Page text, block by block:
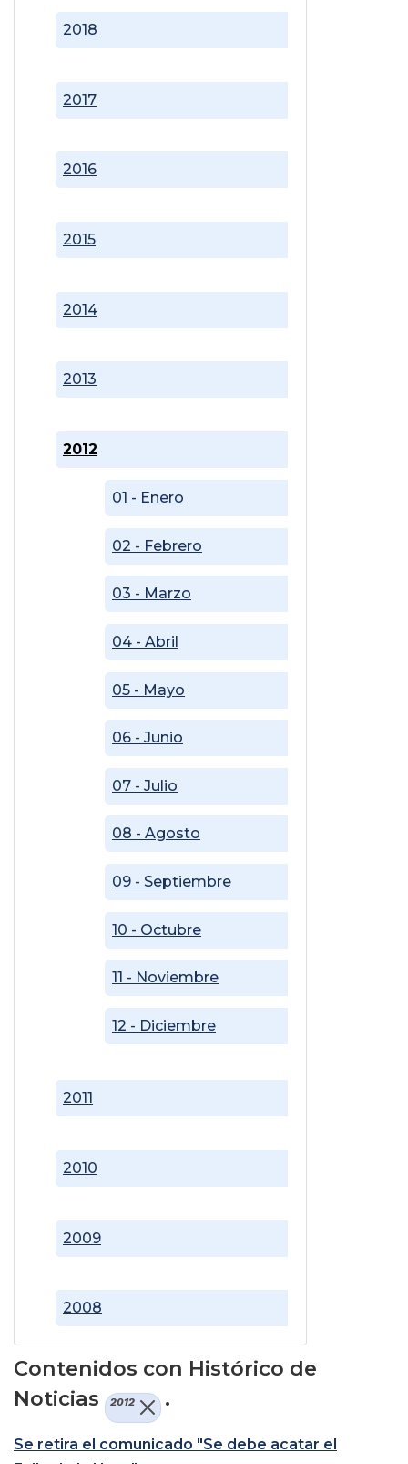
2008
2009
2010
2011
2012
01 - Enero
02 - Febrero
03 - Marzo
04 - Abril
05 - Mayo
06 - Junio
07 - Julio
08 - Agosto
09 - Septiembre
10 - Octubre
11 - Noviembre
12 - Diciembre
2013
2014
2015
2016
2017
2018
Contenidos con Histórico de
Noticias
2012 .
Se retira el comunicado "Se debe acatar el